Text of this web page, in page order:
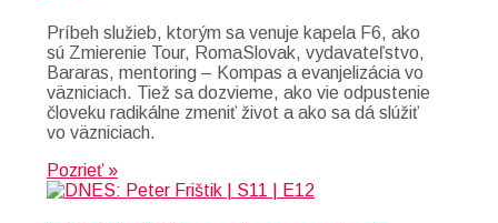
Príbeh služieb, ktorým sa venuje kapela F6, ako
sú Zmierenie Tour, RomaSlovak, vydavateľstvo,
Bararas, mentoring – Kompas a evanjelizácia vo
väzniciach. Tiež sa dozvieme, ako vie odpustenie
človeku radikálne zmeniť život a ako sa dá slúžiť
vo väzniciach.
Pozrieť »